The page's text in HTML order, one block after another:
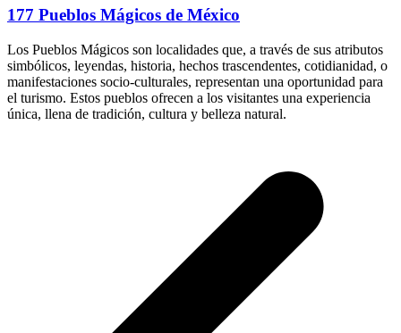
177 Pueblos Mágicos de México
Los Pueblos Mágicos son localidades que, a través de sus atributos
simbólicos, leyendas, historia, hechos trascendentes, cotidianidad, o
manifestaciones socio-culturales, representan una oportunidad para
el turismo. Estos pueblos ofrecen a los visitantes una experiencia
única, llena de tradición, cultura y belleza natural.